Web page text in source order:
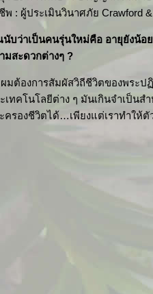
พ : ผู้ประเมินวินาศภัย Crawford
บว่าเป็นคนรุ่นใหม่คือ อายุยังน้อ
มสะดวกต่างๆ ?
มต้องการสัมผัสวิถีชีวิตของพระป
เทคโนโลยีต่าง ๆ มันเกินจำเป็น
ครองชีวิตได้…เพียงแต่เราทำให้ตั